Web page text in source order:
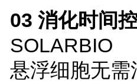
03 消化时间
SOLARBIO
悬浮细胞无需